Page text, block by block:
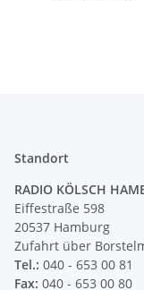
Standort
RADIO KÖLSCH
Eiffestraße 598
20537 Hamburg
Zufahrt über
Tel.: 040 - 653 00 81
Fax: 040 - 653 00 80